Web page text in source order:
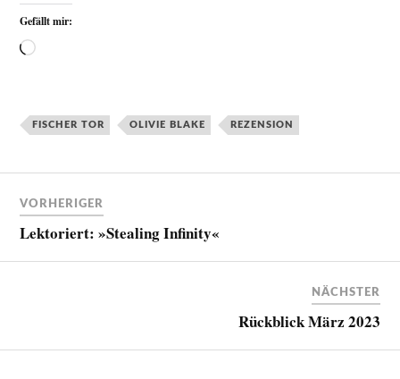
Gefällt mir:
FISCHER TOR OLIVIE BLAKE REZENSION
VORHERIGER
Lektoriert: »Stealing Infinity«
NÄCHSTER
Rückblick März 2023